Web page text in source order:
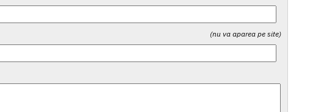
(nu va aparea pe site)